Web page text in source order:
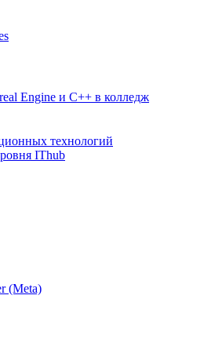
Engine и С++ в колледж
технологий
IThub
(Meta)